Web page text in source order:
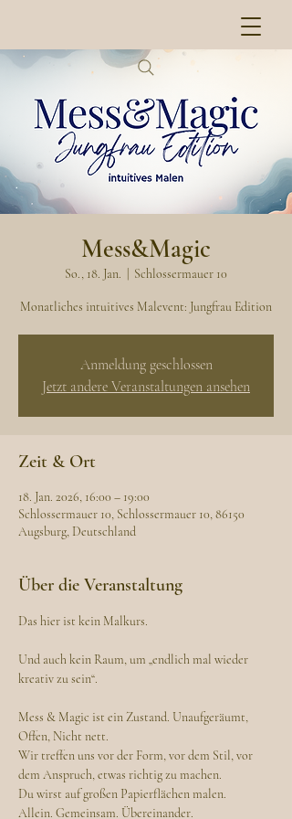
Mess&Magic
So., 18. Jan. Schlossermauer 10
Monatliches intuitives Malevent: Jungfrau Edition
Anmeldung geschlossen
Jetzt andere Veranstaltungen ansehen
Zeit & Ort
18. Jan. 2026, 16:00 – 19:00
Schlossermauer 10, Schlossermauer 10, 86150
Augsburg, Deutschland
Über die Veranstaltung
Das hier ist kein Malkurs.
Und auch kein Raum, um „endlich mal wieder
kreativ zu sein“.
Mess & Magic ist ein Zustand. Unaufgeräumt,
Offen, Nicht nett.
Wir treffen uns vor der Form, vor dem Stil, vor
dem Anspruch, etwas richtig zu machen.
Du wirst auf großen Papierflächen malen.
Allein. Gemeinsam. Übereinander.